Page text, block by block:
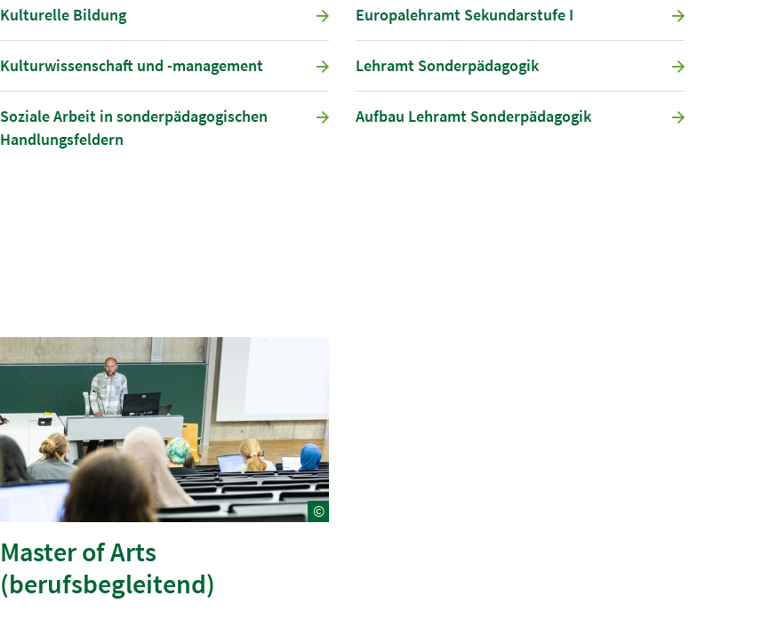
Kulturelle Bildung
Kulturwissenschaft und -management
Soziale Arbeit in sonderpädagogischen
Handlungsfeldern
Europalehramt Sekundarstufe I
Lehramt Sonderpädagogik
Aufbau Lehramt Sonderpädagogik
©
Master of Arts
(berufsbegleitend)